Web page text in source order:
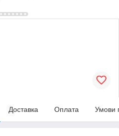
Доставка Оплата Умови